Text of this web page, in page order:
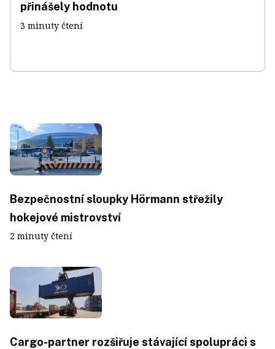
přinášely hodnotu
3 minuty čtení
Bezpečnostní sloupky Hörmann střežily
hokejové mistrovství
2 minuty čtení
Cargo-partner rozšiřuje stávající spolupráci s